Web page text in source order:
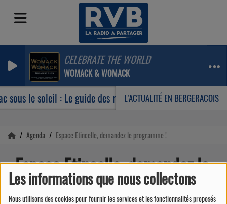
Les informations que nous collectons
Nous utilisons des cookies pour fournir les services et les fonctionnalités proposés
CELEBRATE THE WORLD
WOMACK & WOMACK
L'ACTUALITÉ EN BERGERACOIS
sous le soleil : Le guide des rendez-vous incontournables
Agenda Espace Etincelle, demandez le programme !
Espace Etincelle, demandez le
programme !